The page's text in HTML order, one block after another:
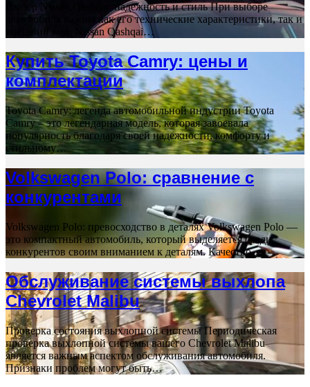
Выбор Nissan Qashqai: надежность и стиль При выборе
автомобиля важны как его технические характеристики, так и
внешний вид. Nissan Qashqai…
Купить Toyota Camry: цены и
комплектации
Toyota Camry: легенда автомобильной индустрии Toyota
Camry – это легендарная модель, которая завоевала
популярность благодаря своей надежности, комфорту и
стильному…
Volkswagen Polo: сравнение с
конкурентами
Volkswagen Polo: превосходство в деталях Volkswagen Polo —
это компактный автомобиль, который выделяется среди
конкурентов своим вниманием к деталям. Качество…
Обслуживание системы выхлопа
Chevrolet Malibu
Проверка состояния выхлопной системы Периодическая
проверка выхлопной системы вашего Chevrolet Malibu
является важным аспектом обслуживания автомобиля.
Признаки проблем могут быть…